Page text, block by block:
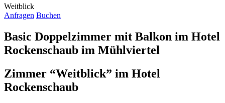
Weitblick
Anfragen Buchen
Basic Doppelzimmer mit Balkon im Hotel
Rockenschaub im Mühlviertel
Zimmer “Weitblick” im Hotel
Rockenschaub